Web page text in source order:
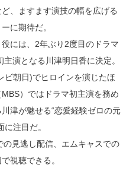
、ますます演技の幅を広げる
に期待だ。
には、2年ぶり2度目のドラマ
演となる川津明日香に決定。
ビ朝日)でヒロインを演じたほ
）ではドラマ初主演を務め
津が魅せる“恋愛経験ゼロの元
注目だ。
見逃し配信、エムキャスでの
視聴できる。